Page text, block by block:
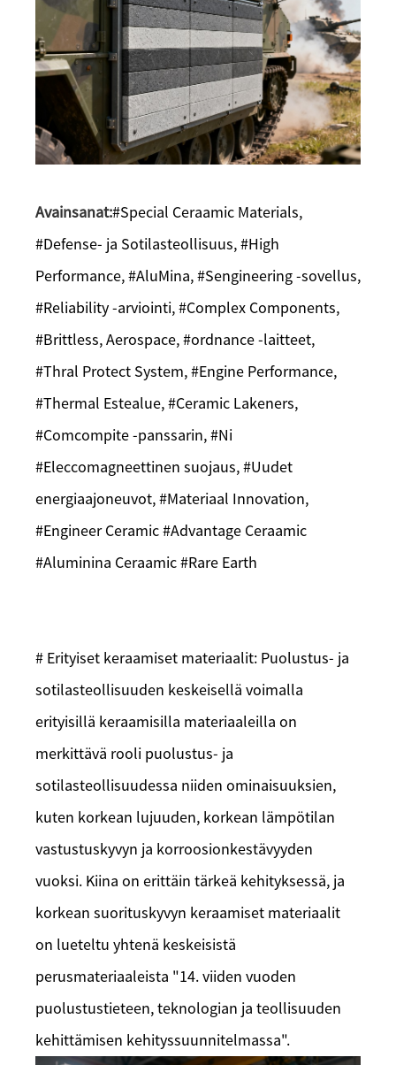
Avainsanat:#Special Ceraamic Materials,
#Defense- ja Sotilasteollisuus, #High
Performance, #AluMina, #Sengineering -sovellus,
#Reliability -arviointi, #Complex Components,
#Brittless, Aerospace, #ordnance -laitteet,
#Thral Protect System, #Engine Performance,
#Thermal Estealue, #Ceramic Lakeners,
#Comcompite -panssarin, #Ni
#Eleccomagneettinen suojaus, #Uudet
energiaajoneuvot, #Materiaal Innovation,
#Engineer Ceramic #Advantage Ceraamic
#Aluminina Ceraamic #Rare Earth
# Erityiset keraamiset materiaalit: Puolustus- ja
sotilasteollisuuden keskeisellä voimalla
erityisillä keraamisilla materiaaleilla on
merkittävä rooli puolustus- ja
sotilasteollisuudessa niiden ominaisuuksien,
kuten korkean lujuuden, korkean lämpötilan
vastustuskyvyn ja korroosionkestävyyden
vuoksi. Kiina on erittäin tärkeä kehityksessä, ja
korkean suorituskyvyn keraamiset materiaalit
on lueteltu yhtenä keskeisistä
perusmateriaaleista "14. viiden vuoden
puolustustieteen, teknologian ja teollisuuden
kehittämisen kehityssuunnitelmassa".